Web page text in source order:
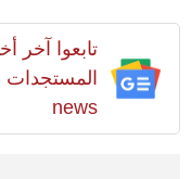
تابعوا آخر
news